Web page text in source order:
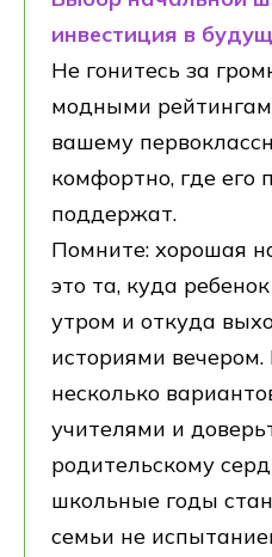
инвестиция в
Не гонитесь за
модными
вашему
комфортно, где его
поддержат.
Помните: хорошая
это та, куда
утром и откуда
историями вечером.
несколько
учителями и
родительскому
школьные годы
семьи не
образования Российской федерации
Министерство просвещения